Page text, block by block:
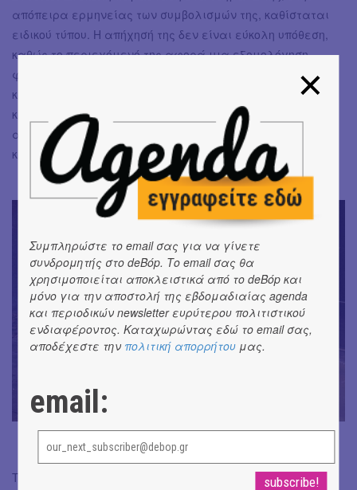
απόπειρα ερμηνείας των συμβολισμών της, καθίσταται
ειδικού τύπου. Η απήχησή της δεν είναι εύκολη υπόθεση,
καθώς το περιεχόμενό της αφορά μια εξομολόγηση
φιλοσοφικών προεκτάσεων, αμιγώς προσωπική ακόμα
και ως προς τη στοιχειώδη εξήγησή της. Σε αυτό, ωστόσο,
και εντός ενός εικαστικού πλαισίου που δεν περνά
απαρατήρητο, συντονίζονται η επιμελημένη σκηνοθεσία
και οι αξιοσημείωτες ερμηνείες.
Ταυτότητα παράστασης & εισιτήρια:
Συμπληρώστε το email σας για να γίνετε
συνδρομητής στο deBόp. Το email σας θα
χρησιμοποιείται αποκλειστικά από το deBόp και
μόνο για την αποστολή της εβδομαδιαίας agenda
και περιοδικών newsletter ευρύτερου πολιτιστικού
ενδιαφέροντος. Καταχωρώντας εδώ το email σας,
αποδέχεστε την πολιτική απορρήτου μας.
email: